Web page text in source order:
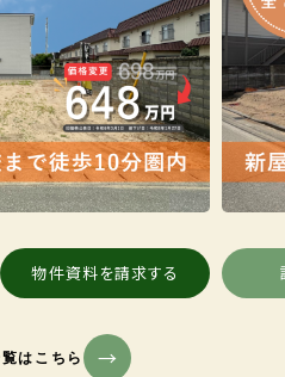
物件資料を請求する
はこちら